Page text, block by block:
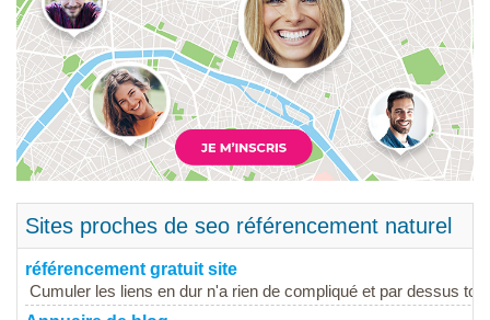
Sites proches de seo référencement naturel
référencement gratuit site
Cumuler les liens en dur n'a rien de compliqué et par dessus